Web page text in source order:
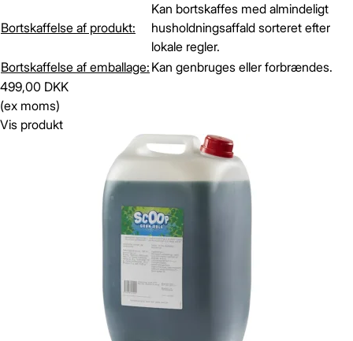
Bortskaffelse af produkt:
Kan bortskaffes med almindeligt
husholdningsaffald sorteret efter
lokale regler.
Bortskaffelse af emballage: Kan genbruges eller forbrændes.
499,00 DKK
(ex moms)
Vis produkt